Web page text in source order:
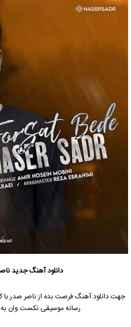
دانلود آهنگ جدید
جهت دانلود آهنگ فرصت بده ازناصر صدر
رسانه موسیقی نکست وان به